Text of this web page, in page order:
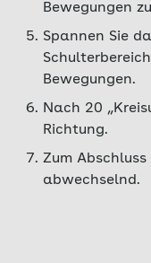
Bewegungen
Spannen Sie
Bewegungen.
Nach 20
Richtung.
Zum
abwechselnd.